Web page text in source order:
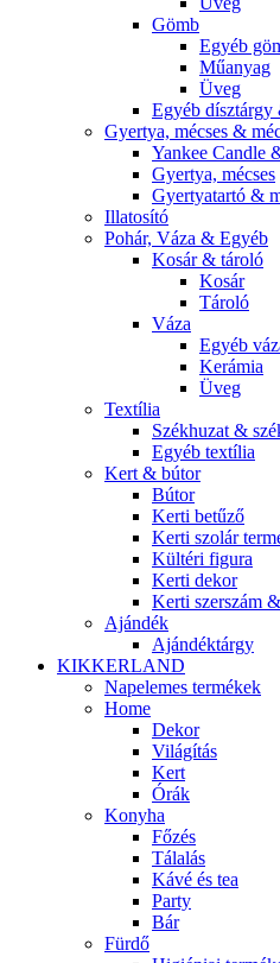
Gömb
Egyéb
Műanyag
Üveg
Egyéb dísztárgy
Gyertya, mécses &
Yankee Candle
Gyertya, mécses
Gyertyatartó &
Illatosító
Pohár, Váza & Egyéb
Kosár & tároló
Kosár
Tároló
Váza
Egyéb
Kerámia
Üveg
Textília
Székhuzat &
Egyéb textília
Kert & bútor
Bútor
Kerti betűző
Kerti szolár
Kültéri figura
Kerti dekor
Kerti szerszám
Ajándék
Ajándéktárgy
KIKKERLAND
Napelemes termékek
Home
Dekor
Világítás
Kert
Órák
Konyha
Főzés
Tálalás
Kávé és tea
Party
Bár
Fürdő